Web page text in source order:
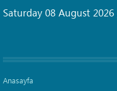
Saturday 08 August 2026
Anasayfa